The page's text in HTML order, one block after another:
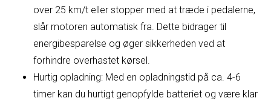
over 25 km/t eller stopper med at træde i pedalerne,
slår motoren automatisk fra. Dette bidrager til
energibesparelse og øger sikkerheden ved at
forhindre overhastet kørsel.
Hurtig opladning: Med en opladningstid på ca. 4-6
timer kan du hurtigt genopfylde batteriet og være klar